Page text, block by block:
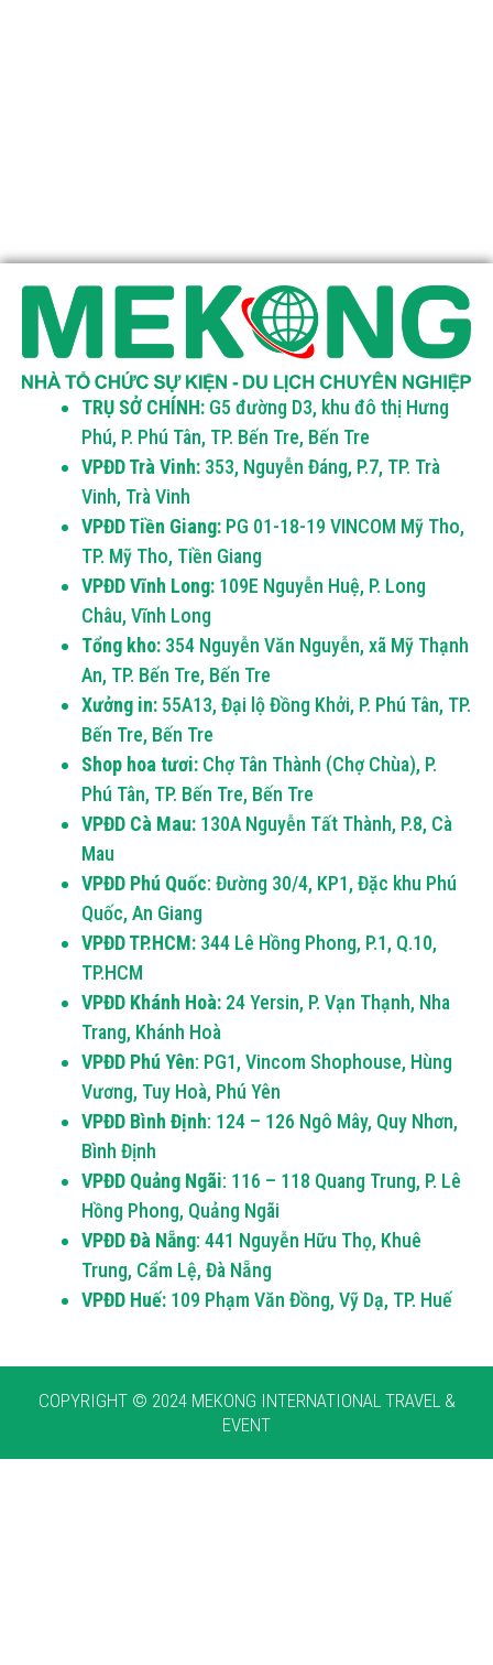
TRỤ SỞ CHÍNH: G5 đường D3, khu đô thị Hưng
Phú, P. Phú Tân, TP. Bến Tre, Bến Tre
VPĐD Trà Vinh: 353, Nguyễn Đáng, P.7, TP. Trà
Vinh, Trà Vinh
VPĐD Tiền Giang: PG 01-18-19 VINCOM Mỹ Tho,
TP. Mỹ Tho, Tiền Giang
VPĐD Vĩnh Long: 109E Nguyễn Huệ, P. Long
Châu, Vĩnh Long
Tổng kho: 354 Nguyễn Văn Nguyễn, xã Mỹ Thạnh
An, TP. Bến Tre, Bến Tre
Xưởng in: 55A13, Đại lộ Đồng Khởi, P. Phú Tân, TP.
Bến Tre, Bến Tre
Shop hoa tươi: Chợ Tân Thành (Chợ Chùa), P.
Phú Tân, TP. Bến Tre, Bến Tre
VPĐD Cà Mau: 130A Nguyễn Tất Thành, P.8, Cà
Mau
VPĐD Phú Quốc: Đường 30/4, KP1, Đặc khu Phú
Quốc, An Giang
VPĐD TP.HCM: 344 Lê Hồng Phong, P.1, Q.10,
TP.HCM
VPĐD Khánh Hoà: 24 Yersin, P. Vạn Thạnh, Nha
Trang, Khánh Hoà
VPĐD Phú Yên: PG1, Vincom Shophouse, Hùng
Vương, Tuy Hoà, Phú Yên
VPĐD Bình Định: 124 – 126 Ngô Mây, Quy Nhơn,
Bình Định
VPĐD Quảng Ngãi: 116 – 118 Quang Trung, P. Lê
Hồng Phong, Quảng Ngãi
VPĐD Đà Nẵng: 441 Nguyễn Hữu Thọ, Khuê
Trung, Cẩm Lệ, Đà Nẵng
VPĐD Huế: 109 Phạm Văn Đồng, Vỹ Dạ, TP. Huế
COPYRIGHT © 2024 MEKONG INTERNATIONAL TRAVEL &
EVENT